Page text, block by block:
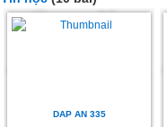
DAP AN 335